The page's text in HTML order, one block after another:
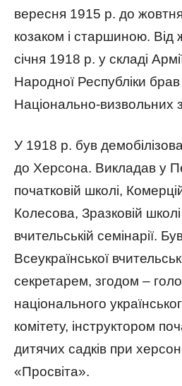
вересня 1915 р. до
козаком і старшиною. Від
січня 1918 р. у складі
Народної Республіки
Національно-визвольних
У 1918 р. був
до Херсона. Викладав у
початковій школі,
Колесова, Зразковій
вчительській семінарії.
Всеукраїнської
секретарем, згодом –
національного
комітету, інструктором
дитячих садків при
«Просвіта».